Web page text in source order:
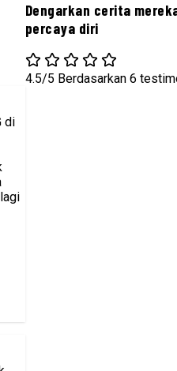
Dengarkan cerita
percaya diri
4.5/5 Berdasarkan 6
di